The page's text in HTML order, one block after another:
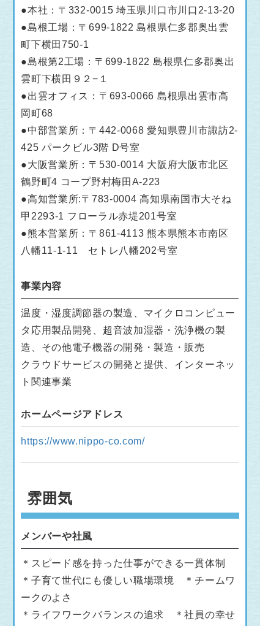
●本社：〒332-0015 埼玉県川口市川口2-13-20
●島根工場：〒699-1822 島根県仁多郡奥出雲
町下横田750-1
●島根第2工場：〒699-1822 島根県仁多郡奥出
雲町下横田９２−１
●出雲オフィス：〒693-0066 島根県出雲市高
岡町68
●中部営業所：〒442-0068 愛知県豊川市諏訪2-
425 パークビル3階 D号室
●大阪営業所：〒530-0014 大阪府大阪市北区
鶴野町4 コープ野村梅田A-223
●高知営業所:〒783-0004 高知県南国市大そね
甲2293-1 フローラル赤堤201号室
●熊本営業所：〒861-4113 熊本県熊本市南区
八幡11-1-11 セトレ八幡202号室
事業内容
温度・湿度調節器の製造、マイクロコンピュー
タ応用製品開発、超音波加湿器・洗浄機の製
造、その他電子機器の開発・製造・販売
クラウドサービスの開発と提供、インターネッ
ト関連事業
ホームページアドレス
https://www.nippo-co.com/
雰囲気
メンバーや社風
＊スピード感を持った仕事ができる一貫体制
＊子育て世代にも優しい職場環境 ＊チームワ
ークのよさ
＊ライフワークバランスの追求 ＊社員の幸せ